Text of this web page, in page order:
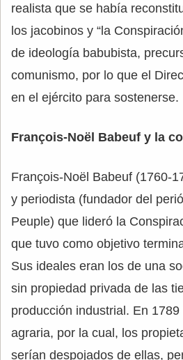
realista que se había
los jacobinos y “la
de ideología babubista,
comunismo, por lo que el
en el ejército para sostenerse.
François-Noël Babeuf y la
François-Noël Babeuf (1760-
y periodista (fundador del
Peuple) que lideró la
que tuvo como objetivo
Sus ideales eran los de una
sin propiedad privada de las
producción industrial. En
agraria, por la cual, los
serían despojados de ellas,